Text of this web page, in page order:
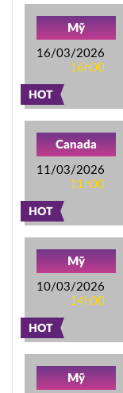
HOT
Mỹ
16/03/2026
16h00
HOT
Canada
11/03/2026
11h00
HOT
Mỹ
10/03/2026
14h00
Mỹ